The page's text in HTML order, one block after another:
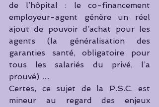
de l’hôpital : le co-financement
employeur-agent génère un réel
ajout de pouvoir d’achat pour les
agents (la généralisation des
garanties santé, obligatoire pour
tous les salariés du privé, l’a
prouvé) …
Certes, ce sujet de la P.S.C. est
mineur au regard des enjeux